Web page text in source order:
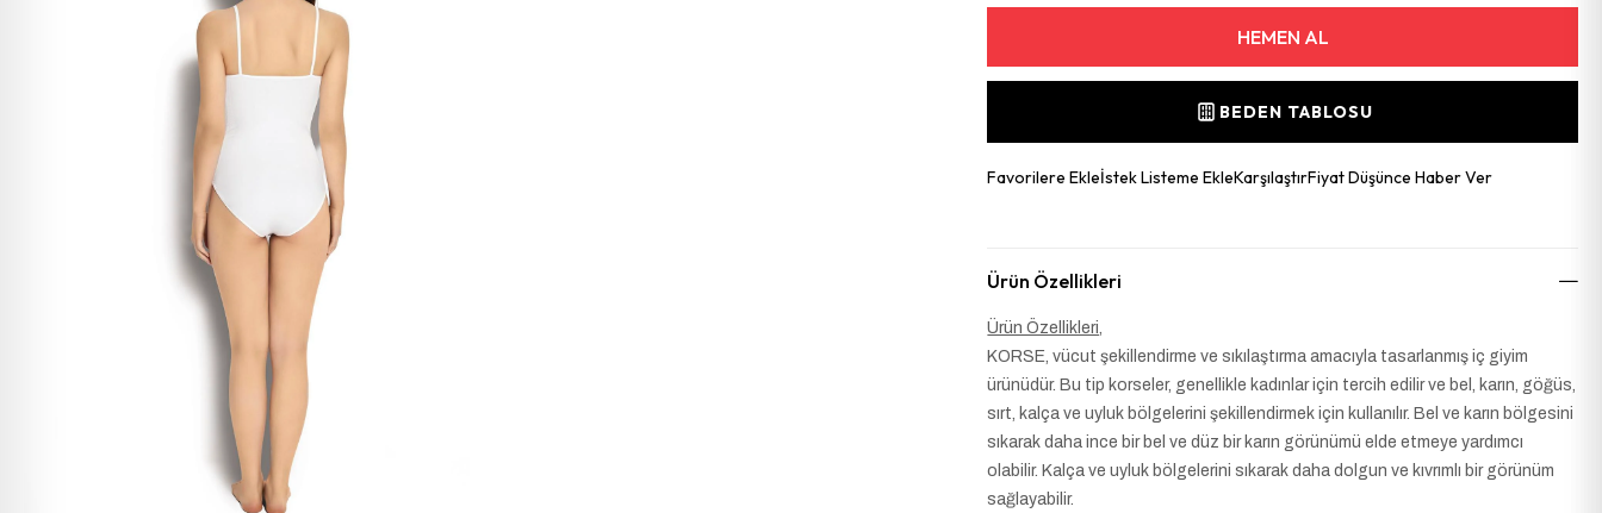
BEDEN TABLOSU
Favorilere Ekleİstek Listeme EkleKarşılaştırFiyat Düşünce Haber Ver
Ürün Özellikleri
Ürün Özellikleri,
KORSE, vücut şekillendirme ve sıkılaştırma amacıyla tasarlanmış iç giyim
ürünüdür. Bu tip korseler, genellikle kadınlar için tercih edilir ve bel, karın, göğüs,
sırt, kalça ve uyluk bölgelerini şekillendirmek için kullanılır. Bel ve karın bölgesini
sıkarak daha ince bir bel ve düz bir karın görünümü elde etmeye yardımcı
olabilir. Kalça ve uyluk bölgelerini sıkarak daha dolgun ve kıvrımlı bir görünüm
sağlayabilir.